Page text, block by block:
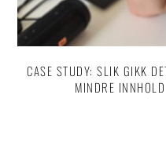
CASE STUDY: SLIK GIKK
MINDRE